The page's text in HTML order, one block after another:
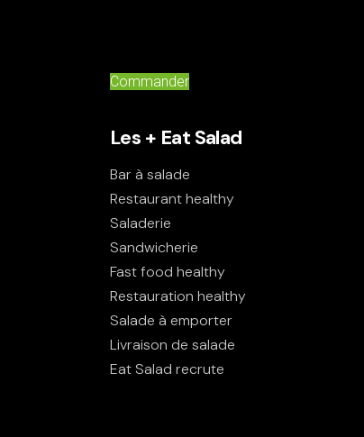
Commander
Les + Eat Salad
Bar à salade
Restaurant healthy
Saladerie
Sandwicherie
Fast food healthy
Restauration healthy
Salade à emporter
Livraison de salade
Eat Salad recrute